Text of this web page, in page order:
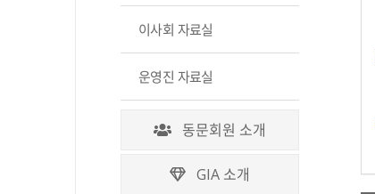
이사회 자료실
운영진 자료실
동문회원 소개
GIA 소개